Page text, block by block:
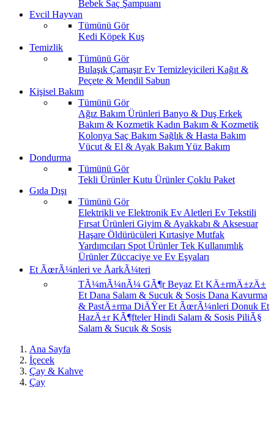
Bebek Saç Şampuanı
Evcil Hayvan
Tümünü Gör
Kedi Köpek Kuş
Temizlik
Tümünü Gör
Bulaşık ÇamaşırEv Temizleyicileri Kağıt &
Peçete & Mendil Sabun
Kişisel Bakım
Tümünü Gör
Ağız Bakım Ürünleri Banyo & Duş Erkek
Bakım & Kozmetik Kadın Bakım & Kozmetik
Kolonya Saç Bakım Sağlık & Hasta Bakım
Vücut & El & Ayak BakımYüz Bakım
Dondurma
Tümünü Gör
Tekli ÜrünlerKutu ÜrünlerÇoklu Paket
Gıda Dışı
Tümünü Gör
Elektrikli ve Elektronik Ev Aletleri Ev Tekstili
Fırsat Ürünleri Giyim & Ayakkabı & Aksesuar
Haşare Öldürücüleri Kırtasiye Mutfak
Yardımcıları Spot ÜrünlerTek Kullanımlık
Ürünler Züccaciye ve Ev Eşyaları
Et ÃœrÃ¼nleri ve ÅarkÃ¼teri
TÃ¼mÃ¼nÃ¼ GÃ¶rBeyaz Et KÄ±rmÄ±zÄ±
Et Dana Salam & Sucuk & Sosis Dana Kavurma
& PastÄ±rma DiÄŸer Et ÃœrÃ¼nleri Donuk Et
HazÄ±r KÃ¶ftelerHindi Salam & Sosis PiliÃ§
Salam & Sucuk & Sosis
Ana Sayfa
İçecek
Çay & Kahve
Çay